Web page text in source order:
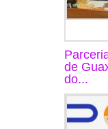
de
do...